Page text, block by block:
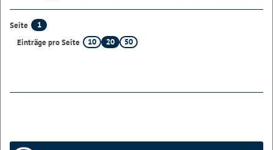
Seite
1
Einträge pro Seite
10 20 50